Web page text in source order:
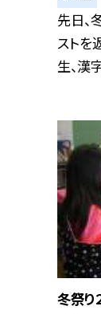
先日、
ストを
生、漢
冬祭り